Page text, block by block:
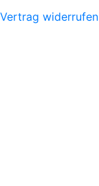
Vertrag widerrufen